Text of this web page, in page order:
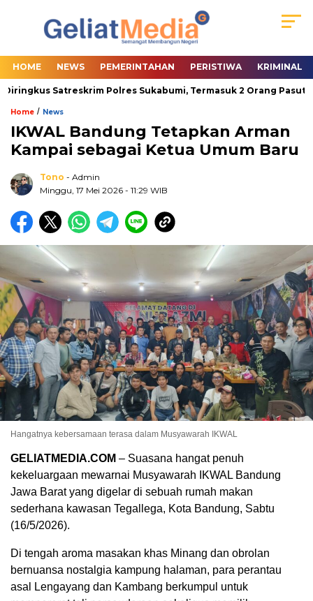
HOME NEWS PEMERINTAHAN PERISTIWA KRIMINAL
Satreskrim Polres Sukabumi, Termasuk 2 Orang Pasutri
Home / News
IKWAL Bandung Tetapkan Arman
Kampai sebagai Ketua Umum Baru
Tono - Admin
Minggu, 17 Mei 2026 - 11:29 WIB
Hangatnya kebersamaan terasa dalam Musyawarah IKWAL
GELIATMEDIA.COM – Suasana hangat penuh
kekeluargaan mewarnai Musyawarah IKWAL Bandung
Jawa Barat yang digelar di sebuah rumah makan
sederhana kawasan Tegallega, Kota Bandung, Sabtu
(16/5/2026).
Di tengah aroma masakan khas Minang dan obrolan
bernuansa nostalgia kampung halaman, para perantau
asal Lengayang dan Kambang berkumpul untuk